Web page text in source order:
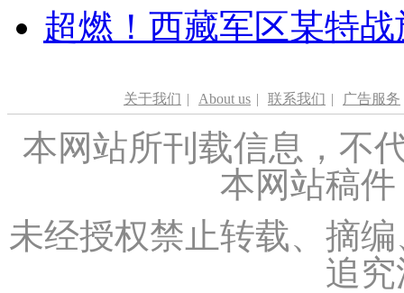
超燃！西藏军区某特
关于我们 | About us | 联系我们 | 广告服务
本网站所刊载信息，不
本网站稿
未经授权禁止转载、摘
追